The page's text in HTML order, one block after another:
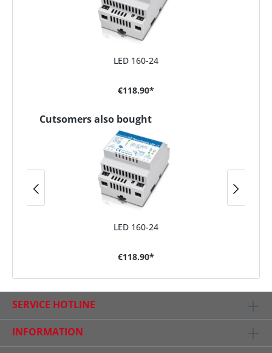
LED 160-24
€118.90*
Cutsomers also bought
LED 160-24
€118.90*
SERVICE HOTLINE
INFORMATION